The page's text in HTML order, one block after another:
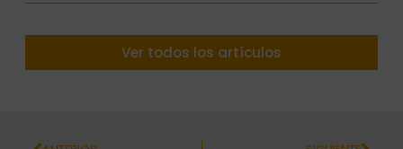
Ver todos los artículos